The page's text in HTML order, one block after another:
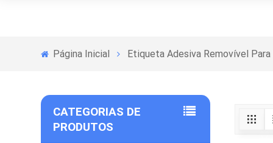
Página Inicial Etiqueta Adesiva Removível
CATEGORIAS DE
PRODUTOS